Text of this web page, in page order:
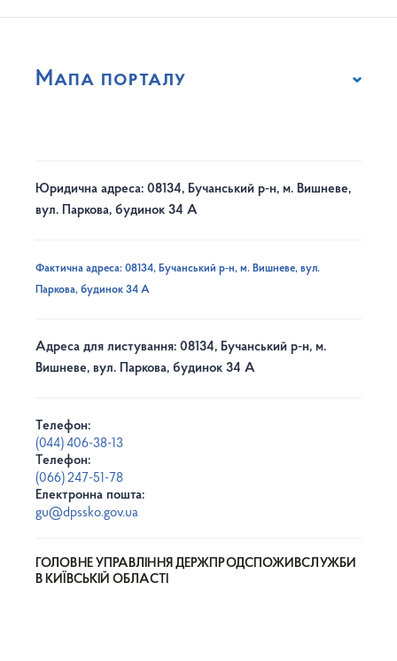
Мапа порталу
Юридична адреса: 08134, Бучанський р-н, м. Вишневе,
вул. Паркова, будинок 34 А
Фактична адреса: 08134, Бучанський р-н, м. Вишневе, вул.
Паркова, будинок 34 А
Адреса для листування: 08134, Бучанський р-н, м.
Вишневе, вул. Паркова, будинок 34 А
Телефон:
(044) 406-38-13
Телефон:
(066) 247-51-78
Електронна пошта:
gu@dpssko.gov.ua
ГОЛОВНЕ УПРАВЛІННЯ ДЕРЖПРОДСПОЖИВСЛУЖБИ
В КИЇВСЬКІЙ ОБЛАСТІ